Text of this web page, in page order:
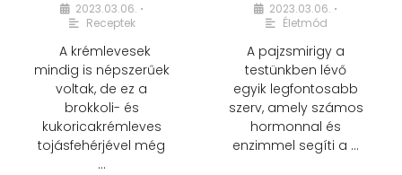
2023.03.06. •
Receptek
A krémlevesek
mindig is népszerűek
voltak, de ez a
brokkoli- és
kukoricakrémleves
tojásfehérjével még
…
2023.03.06. •
Életmód
A pajzsmirigy a
testünkben lévő
egyik legfontosabb
szerv, amely számos
hormonnal és
enzimmel segíti a …